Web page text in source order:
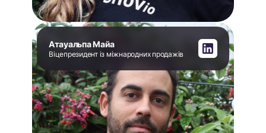
Атауальпа Майа
Віцепрезидент із міжнародних продажів